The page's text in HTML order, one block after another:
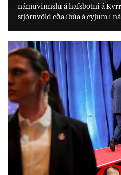
námu­vinnslu á hafs­botni á
stjórn­völd eða íbúa á eyj­um í